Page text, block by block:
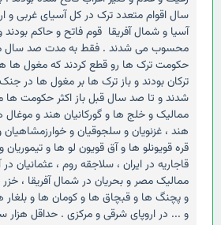
سال اقوام متعدد ترک در کل آسیای غربی و
آسیا و شمال آفریقا قوم فاتح و حاکم بودند
محسوب می شدند . فقط به مدت صد سال
حکومت ترک ها رو قطع کردند که مغول ها
ترکان بودند و باز ترک ها بر مغول ها در
شدند و تا صد سال قبل باز اکثر حکومت ها
ممالیک و خلج ها و گورکانیان هند و
هند ، غزنویان و سلجوقیان و خوارزمشاهیان و
قره قویونلو ها و آق قویون لو ها و
قاجاریه در ایران ، سلاجقه روم ، عثمانیان در
ممالیک مصر و بحریان در شمال آفریقا ،
و پچنگ ها و قبچاق ها و کومان ها و بلغار
و ... در اروپای شرقی و مرکزی . حداقل هزار